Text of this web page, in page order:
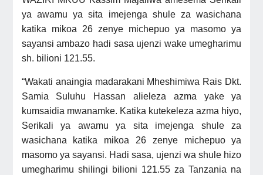
ya awamu ya sita imejenga shule za wasichana
katika mikoa 26 zenye michepuo ya masomo ya
sayansi ambazo hadi sasa ujenzi wake umegharimu
sh. bilioni 121.55.
“Wakati anaingia madarakani Mheshimiwa Rais Dkt.
Samia Suluhu Hassan alieleza azma yake ya
kumsaidia mwanamke. Katika kutekeleza azma hiyo,
Serikali ya awamu ya sita imejenga shule za
wasichana katika mikoa 26 zenye michepuo ya
masomo ya sayansi. Hadi sasa, ujenzi wa shule hizo
umegharimu shilingi bilioni 121.55 za Tanzania na